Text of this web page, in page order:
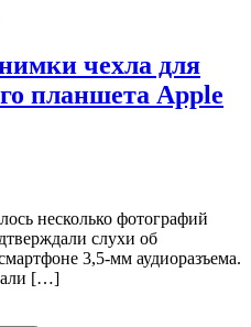
чехла для
планшета Apple
несколько фотографий
слухи об
3,5-мм аудиоразъема.
[…]